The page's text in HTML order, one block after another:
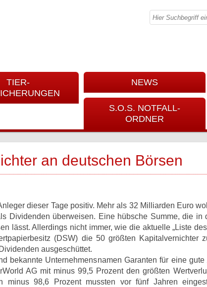
TIER-
NEWS
S.O.S. NOTFALL-
ORDNER
an deutschen Börsen
dieser Tage positiv. Mehr als 32 Milliarden Euro
Dividenden überweisen. Eine hübsche Summe, die in
lässt. Allerdings nicht immer, wie die aktuelle „Liste
(DSW) die 50 größten Kapitalvernichter
ausgeschüttet.
bekannte Unternehmensnamen Garanten für eine gute
AG mit minus 99,5 Prozent den größten
minus 98,6 Prozent mussten vor fünf Jahren